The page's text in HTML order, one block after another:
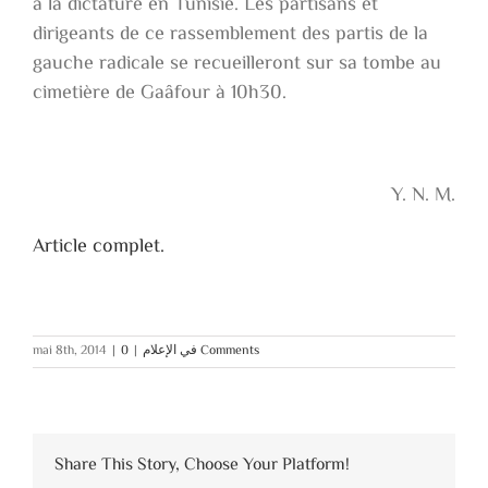
dirigeants de ce rassemblement des partis de la
gauche radicale se recueilleront sur sa tombe au
cimetière de Gaâfour à 10h30.
Y. N. M.
Article complet.
mai 8th, 2014 | في الإعلام | 0 Comments
Share This Story, Choose Your Platform!